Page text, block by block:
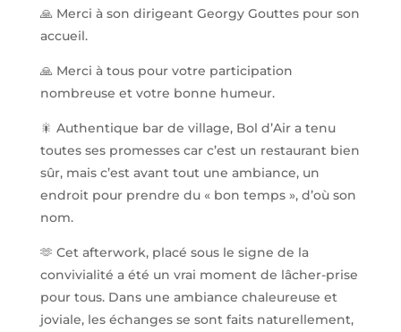
🙏 Merci à son dirigeant Georgy Gouttes pour son
accueil.
🙏 Merci à tous pour votre participation
nombreuse et votre bonne humeur.
🎇 Authentique bar de village, Bol d’Air a tenu
toutes ses promesses car c’est un restaurant bien
sûr, mais c’est avant tout une ambiance, un
endroit pour prendre du « bon temps », d’où son
nom.
🫶 Cet afterwork, placé sous le signe de la
convivialité a été un vrai moment de lâcher-prise
pour tous. Dans une ambiance chaleureuse et
joviale, les échanges se sont faits naturellement,